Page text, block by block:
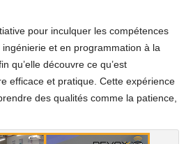
pour inculquer les compétences
et en programmation à la
qu’elle découvre ce qu’est
efficace et pratique. Cette expérience
des qualités comme la patience,